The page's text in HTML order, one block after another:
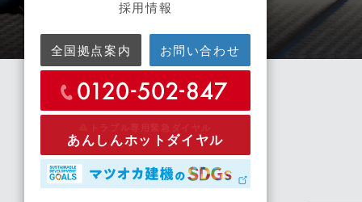
採用情報
全国拠点案内 お問い合わせ
あんしんホットダイヤル